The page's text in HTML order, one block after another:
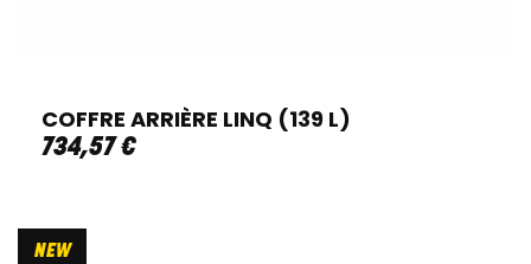
COFFRE ARRIÈRE LINQ (139 L)
734,57€
NEW